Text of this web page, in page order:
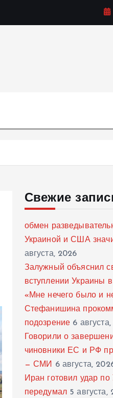
Свежие
обмен
Украиной и США
августа, 2026
Залужный объяснил
вступлении Украины
«Мне нечего было и
Стефанишина
подозрение 6
Говорили о
чиновники ЕС и РФ
— СМИ 6 августа,
Иран готовил удар
передумал 5 августа,